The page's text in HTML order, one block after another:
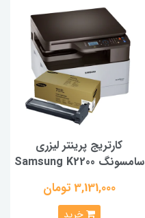
کارتریج پرینتر لیزری
سامسونگ Samsung K2200
3,131,000 تومان
خرید